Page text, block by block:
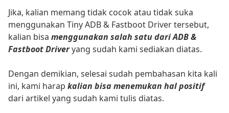
Jika, kalian memang tidak cocok atau tidak suka
menggunakan Tiny ADB & Fastboot Driver tersebut,
kalian bisa menggunakan salah satu dari ADB &
Fastboot Driveryang sudah kami sediakan diatas.
Dengan demikian, selesai sudah pembahasan kita kali
ini, kami harap kalian bisa menemukan hal positif
dari artikel yang sudah kami tulis diatas.